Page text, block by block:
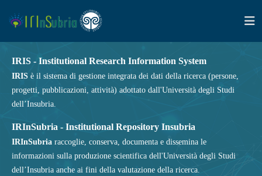
IRIS - Institutional Research Information System
IRIS è il sistema di gestione integrata dei dati della ricerca (persone,
progetti, pubblicazioni, attività) adottato dall'Università degli Studi
dell’Insubria.
IRInSubria - Institutional Repository Insubria
IRInSubria raccoglie, conserva, documenta e dissemina le
informazioni sulla produzione scientifica dell'Università degli Studi
dell’Insubria anche ai fini della valutazione della ricerca.